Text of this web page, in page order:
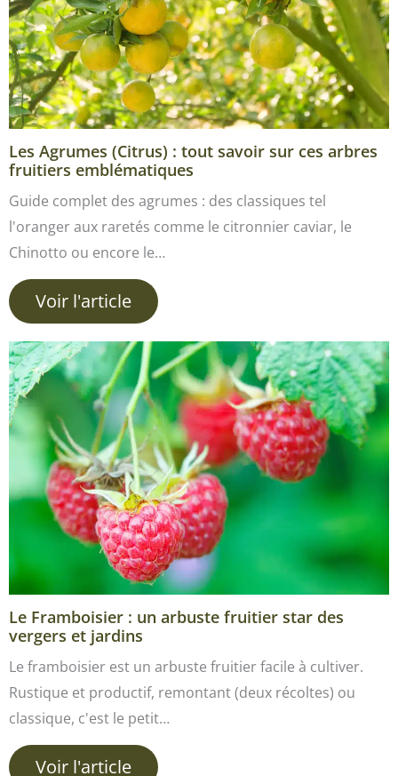
Les Agrumes (Citrus) : tout savoir sur ces arbres
fruitiers emblématiques
Guide complet des agrumes : des classiques tel
l'oranger aux raretés comme le citronnier caviar, le
Chinotto ou encore le…
Voir l'article
Le Framboisier : un arbuste fruitier star des
vergers et jardins
Le framboisier est un arbuste fruitier facile à cultiver.
Rustique et productif, remontant (deux récoltes) ou
classique, c'est le petit…
Voir l'article